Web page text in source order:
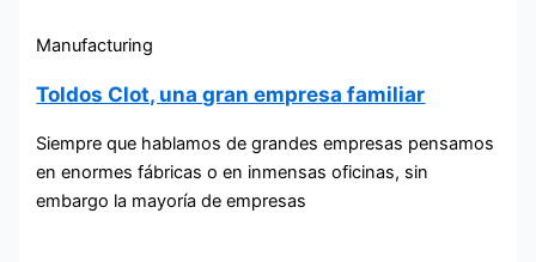
Manufacturing
Toldos Clot, una gran empresa familiar
Siempre que hablamos de grandes empresas pensamos
en enormes fábricas o en inmensas oficinas, sin
embargo la mayoría de empresas